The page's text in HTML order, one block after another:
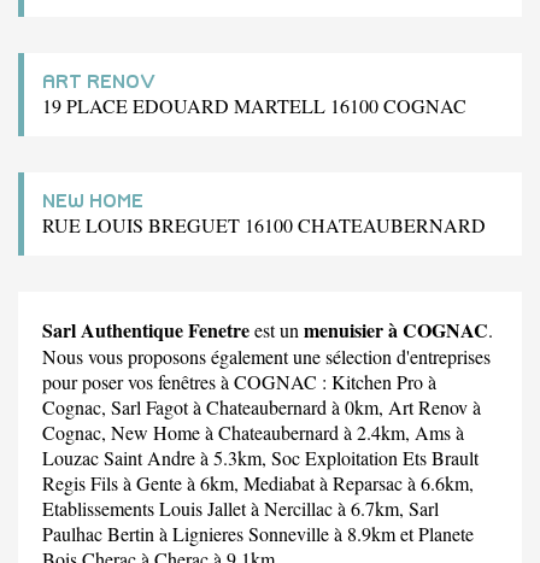
ART RENOV
19 PLACE EDOUARD MARTELL 16100 COGNAC
NEW HOME
RUE LOUIS BREGUET 16100 CHATEAUBERNARD
Sarl Authentique Fenetreest un menuisier à COGNAC.
Nous vous proposons également une sélection d'entreprises
pour poser vos fenêtres à COGNAC : Kitchen Proà
Cognac, Sarl Fagotà Chateaubernard à 0km, Art Renovà
Cognac, New Homeà Chateaubernard à 2.4km, Amsà
Louzac Saint Andre à 5.3km, Soc Exploitation Ets Brault
Regis Filsà Gente à 6km, Mediabatà Reparsac à 6.6km,
Etablissements Louis Jalletà Nercillac à 6.7km, Sarl
Paulhac Bertin à Lignieres Sonneville à 8.9km etPlanete